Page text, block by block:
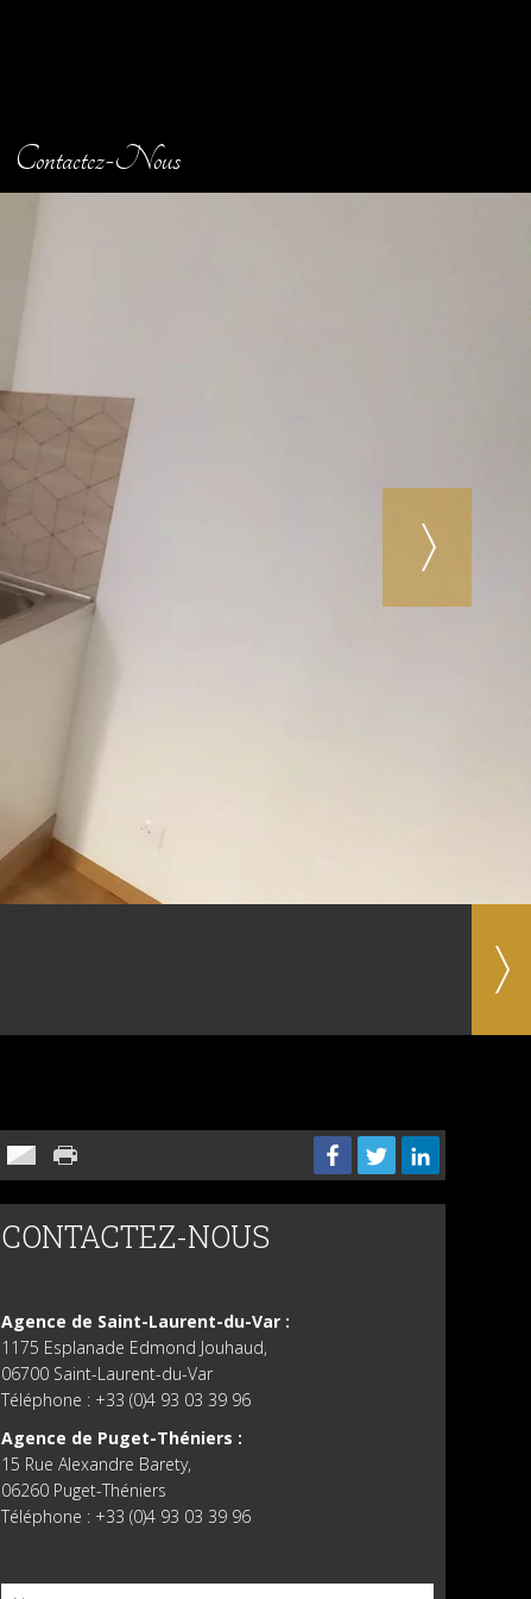
Contactez-Nous
CONTACTEZ-NOUS
Agence de Saint-Laurent-du-Var :
1175 Esplanade Edmond Jouhaud,
06700 Saint-Laurent-du-Var
Téléphone : +33 (0)4 93 03 39 96
Agence de Puget-Théniers :
15 Rue Alexandre Barety,
06260 Puget-Théniers
Téléphone : +33 (0)4 93 03 39 96